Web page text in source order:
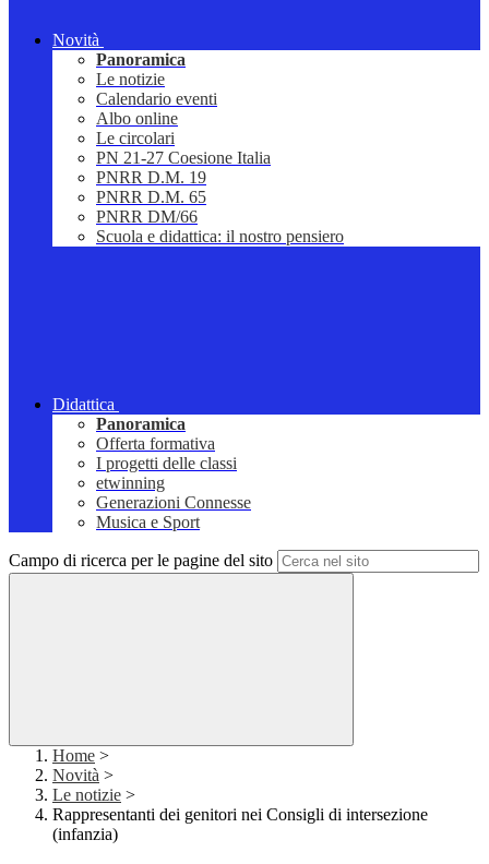
Novità
Panoramica
Le notizie
Calendario eventi
Albo online
Le circolari
PN 21-27 Coesione Italia
PNRR D.M. 19
PNRR D.M. 65
PNRR DM/66
Scuola e didattica: il nostro pensiero
Didattica
Panoramica
Offerta formativa
I progetti delle classi
etwinning
Generazioni Connesse
Musica e Sport
Campo di ricerca per le pagine del sito
Home >
Novità >
Le notizie >
Rappresentanti dei genitori nei Consigli di intersezione
(infanzia)